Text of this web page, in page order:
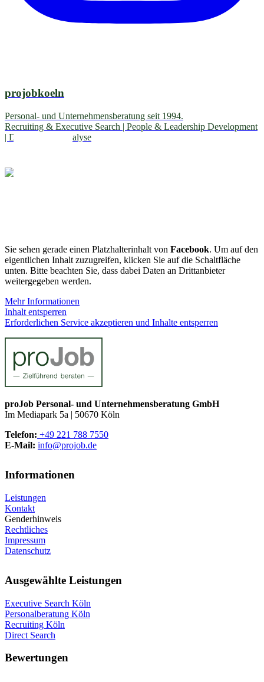
projobkoeln
Personal- und Unternehmensberatung seit 1994.
Recruiting & Executive Search | People & Leadership Development
| Diagnostik & Analyse
Sie sehen gerade einen Platzhalterinhalt von Facebook. Um auf den
eigentlichen Inhalt zuzugreifen, klicken Sie auf die Schaltfläche
unten. Bitte beachten Sie, dass dabei Daten an Drittanbieter
weitergegeben werden.
Mehr Informationen
Inhalt entsperren
Erforderlichen Service akzeptieren und Inhalte entsperren
proJob Personal- und Unternehmensberatung GmbH
Im Mediapark 5a | 50670 Köln
Telefon: +49 221 788 7550
E‑Mail: info@projob.de
Informationen
Leistungen
Kontakt
Genderhinweis
Rechtliches
Impressum
Datenschutz
Ausgewählte Leistungen
Executive Search Köln
Personalberatung Köln
Recruiting Köln
Direct Search
Bewertungen